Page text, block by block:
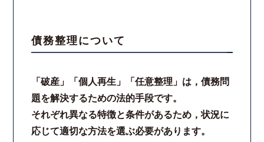
ご相談の流れ
弁護士費用
債務整理について
「破産」「個人再生」「任意整理」は，債務問
題を解決するための法的手段です。
それぞれ異なる特徴と条件があるため，状況に
応じて適切な方法を選ぶ必要があります。